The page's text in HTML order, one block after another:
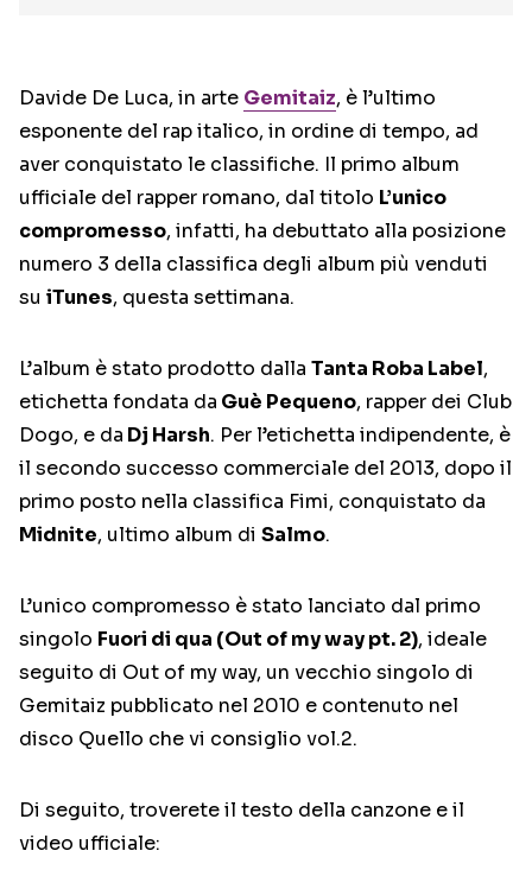
Davide De Luca, in arte Gemitaiz, è l’ultimo
esponente del rap italico, in ordine di tempo, ad
aver conquistato le classifiche. Il primo album
ufficiale del rapper romano, dal titolo L’unico
compromesso, infatti, ha debuttato alla posizione
numero 3 della classifica degli album più venduti
su iTunes, questa settimana.
L’album è stato prodotto dalla Tanta Roba Label,
etichetta fondata da Guè Pequeno, rapper dei Club
Dogo, e da Dj Harsh. Per l’etichetta indipendente, è
il secondo successo commerciale del 2013, dopo il
primo posto nella classifica Fimi, conquistato da
Midnite, ultimo album di Salmo.
L’unico compromesso è stato lanciato dal primo
singolo Fuori di qua (Out of my way pt. 2), ideale
seguito di Out of my way, un vecchio singolo di
Gemitaiz pubblicato nel 2010 e contenuto nel
disco Quello che vi consiglio vol.2.
Di seguito, troverete il testo della canzone e il
video ufficiale: